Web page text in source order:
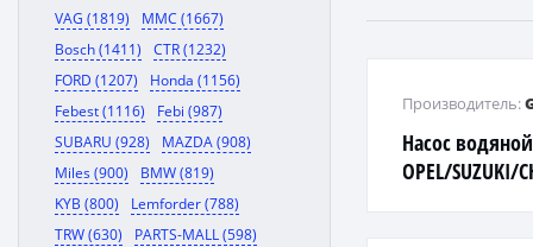
VAG (1819)
MMC (1667)
Bosch (1411)
CTR (1232)
FORD (1207)
Honda (1156)
Febest (1116)
Febi (987)
SUBARU (928)
MAZDA (908)
Miles (900)
BMW (819)
KYB (800)
Lemforder (788)
TRW (630)
PARTS-MALL (598)
Насос водяной
OPEL/SUZUKI/
Производитель: